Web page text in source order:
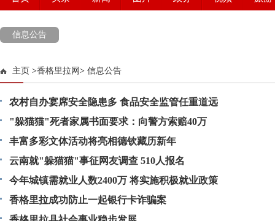
信息公告
主页 >香格里拉网 > 信息公告
农村自办宴席安全隐患多 食品安全监管任重道远
"躲猫猫"死者家属书面要求：向警方索赔40万
丰富多彩文体活动将亮相德钦藏历新年
云南就"躲猫猫"事征网友调查 510人报名
今年城镇需就业人数2400万 将实施积极就业政策
香格里拉成功防止一起银行卡诈骗案